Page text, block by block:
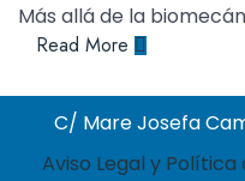
Más allá de la
Read More
C/ Mare Josefa
Aviso Legal y Política